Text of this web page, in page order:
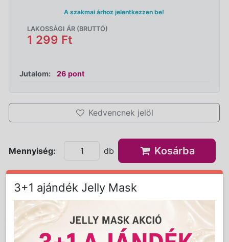
A szakmai árhoz jelentkezzen be!
LAKOSSÁGI ÁR (BRUTTÓ)
1 299 Ft
Jutalom: 26 pont
Kedvencnek jelöl
Mennyiség: db Kosárba
Részletes Leírás
3+1 ajándék Jelly Mask